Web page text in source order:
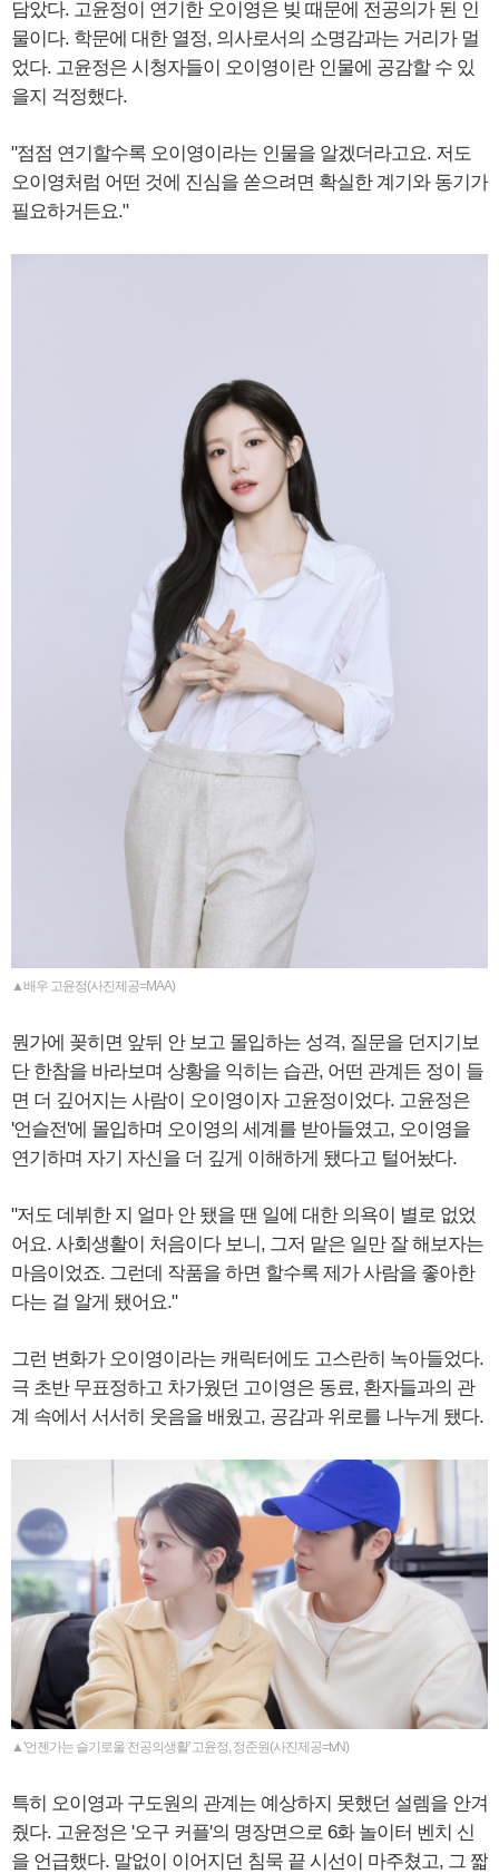
담았다. 고윤정이 연기한 오이영은 빚 때문에 전공의가 된 인
물이다. 학문에 대한 열정, 의사로서의 소명감과는 거리가 멀
었다. 고윤정은 시청자들이 오이영이란 인물에 공감할 수 있
을지 걱정했다.
"점점 연기할수록 오이영이라는 인물을 알겠더라고요. 저도
오이영처럼 어떤 것에 진심을 쏟으려면 확실한 계기와 동기가
필요하거든요."
▲배우 고윤정(사진제공=MAA)
뭔가에 꽂히면 앞뒤 안 보고 몰입하는 성격, 질문을 던지기보
단 한참을 바라보며 상황을 익히는 습관, 어떤 관계든 정이 들
면 더 깊어지는 사람이 오이영이자 고윤정이었다. 고윤정은
'언슬전'에 몰입하며 오이영의 세계를 받아들였고, 오이영을
연기하며 자기 자신을 더 깊게 이해하게 됐다고 털어놨다.
"저도 데뷔한 지 얼마 안 됐을 땐 일에 대한 의욕이 별로 없었
어요. 사회생활이 처음이다 보니, 그저 맡은 일만 잘 해보자는
마음이었죠. 그런데 작품을 하면 할수록 제가 사람을 좋아한
다는 걸 알게 됐어요."
그런 변화가 오이영이라는 캐릭터에도 고스란히 녹아들었다.
극 초반 무표정하고 차가웠던 고이영은 동료, 환자들과의 관
계 속에서 서서히 웃음을 배웠고, 공감과 위로를 나누게 됐다.
▲'언젠가는 슬기로울 전공의생활' 고윤정, 정준원(사진제공=tvN)
특히 오이영과 구도원의 관계는 예상하지 못했던 설렘을 안겨
줬다. 고윤정은 '오구 커플'의 명장면으로 6화 놀이터 벤치 신
을 언급했다. 말없이 이어지던 침묵 끝 시선이 마주쳤고, 그 짧